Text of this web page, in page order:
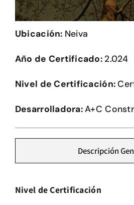
Herramientas
Credenciales
Plataforma CASA
Ubicación: Neiva
Año de Certificado: 2.024
Nivel de Certificación:
Desarrolladora:A+C
Descripción
Nivel de Certificación